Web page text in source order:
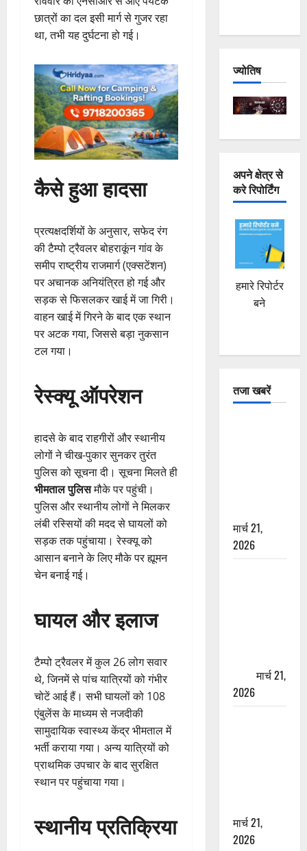
छात्रों का दल इसी मार्ग से गुजर रहा
था, तभी यह दुर्घटना हो गई।
कैसे हुआ हादसा
प्रत्यक्षदर्शियों के अनुसार, सफेद रंग
की टैम्पो ट्रैवलर बोहराकूंन गांव के
समीप राष्ट्रीय राजमार्ग (एक्सटेंशन)
पर अचानक अनियंत्रित हो गई और
सड़क से फिसलकर खाई में जा गिरी।
वाहन खाई में गिरने के बाद एक स्थान
पर अटक गया, जिससे बड़ा नुकसान
टल गया।
रेस्क्यू ऑपरेशन
हादसे के बाद राहगीरों और स्थानीय
लोगों ने चीख-पुकार सुनकर तुरंत
पुलिस को सूचना दी। सूचना मिलते ही
भीमताल पुलिसमौके पर पहुंची।
पुलिस और स्थानीय लोगों ने मिलकर
लंबी रस्सियों की मदद से घायलों को
सड़क तक पहुंचाया। रेस्क्यू को
आसान बनाने के लिए मौके पर ह्यूमन
चेन बनाई गई।
घायल और इलाज
टैम्पो ट्रैवलर में कुल 26 लोग सवार
थे, जिनमें से पांच यात्रियों को गंभीर
चोटें आई हैं। सभी घायलों को 108
एंबुलेंस के माध्यम से नजदीकी
सामुदायिक स्वास्थ्य केंद्र भीमताल में
भर्ती कराया गया। अन्य यात्रियों को
प्राथमिक उपचार के बाद सुरक्षित
स्थान पर पहुंचाया गया।
स्थानीय प्रतिक्रिया
ज्योतिष
अपने क्षेत्र से
करे रिपोर्टिंग
हमारे रिपोर्टर
बने
तजा खबरें
मार्च 21,
2026
मार्च 21,
2026
मार्च 21,
2026